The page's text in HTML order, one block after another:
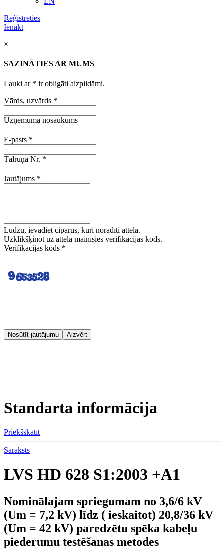
Reģistrēties
Ienākt
×
SAZINĀTIES AR MUMS
Lauki ar * ir obligāti aizpildāmi.
Vārds, uzvārds *
Uzņēmuma nosaukums
E-pasts *
Tālruņa Nr. *
Jautājums *
Lūdzu, ievadiet ciparus, kuri norādīti attēlā.
Uzklikšķinot uz attēla mainīsies verifikācijas kods.
Verifikācijas kods *
Nosūtīt jautājumu Aizvērt
Standarta informācija
Priekšskatīt
Saraksts
LVS HD 628 S1:2003 +A1
Nominālajam spriegumam no 3,6/6 kV
(Um = 7,2 kV) līdz ( ieskaitot) 20,8/36 kV
(Um = 42 kV) paredzētu spēka kabeļu
piederumu testēšanas metodes